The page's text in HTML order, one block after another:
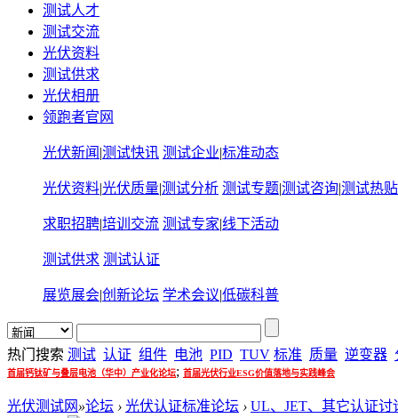
测试人才
测试交流
光伏资料
测试供求
光伏相册
领跑者官网
光伏新闻 |测试快讯 测试企业|标准动态
光伏资料|光伏质量|测试分析 测试专题|测试咨询|测试热贴
求职招聘|培训交流 测试专家|线下活动
测试供求 测试认证
展览展会|创新论坛 学术会议|低碳科普
热门搜索 测试 认证 组件 电池 PID TUV 标准 质量 逆变器
首届钙钛矿与叠层电池（华中）产业化论坛; 首届光伏行业ESG价值落地与实践峰会
光伏测试网 »论坛 › 光伏认证标准论坛 › UL、JET、其它认证讨